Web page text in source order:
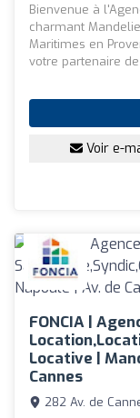
Bienvenue à
charmant
Maritimes en
votre partenaire
Voir e-
FONCIA |
Locative |
Cannes
282 Av. de